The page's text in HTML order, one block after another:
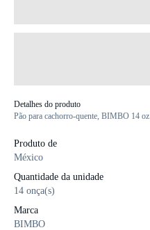
Detalhes do produto
Pão para cachorro-quente, BIMBO 14 oz
Produto de
México
Quantidade da unidade
14 onça(s)
Marca
BIMBO